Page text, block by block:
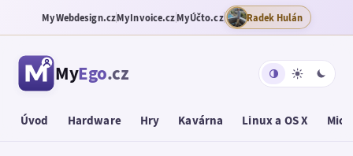
MyWebdesign.czMyInvoice.czMyÚčto.cz Radek Hulán
MyEgo.cz
Úvod Hardware Hry Kavárna Linux a OS X